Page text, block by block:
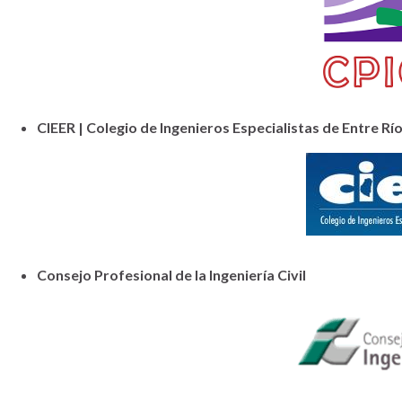
CIEER | Colegio de Ingenieros Especialistas de Entre
Consejo Profesional de la Ingeniería Civil